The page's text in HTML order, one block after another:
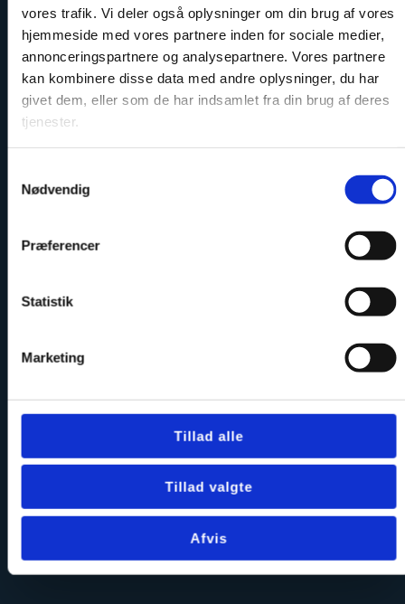
vores trafik. Vi deler også oplysninger om din brug af vores
hjemmeside med vores partnere inden for sociale medier,
annonceringspartnere og analysepartnere. Vores partnere
kan kombinere disse data med andre oplysninger, du har
givet dem, eller som de har indsamlet fra din brug af deres
tjenester.
Nødvendig
Præferencer
Statistik
Marketing
Tillad alle
Tillad valgte
Afvis